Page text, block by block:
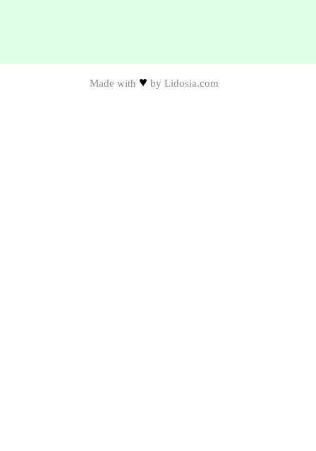
Made with ♥ by Lidosia.com